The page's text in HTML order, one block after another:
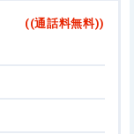
((通話料無料))